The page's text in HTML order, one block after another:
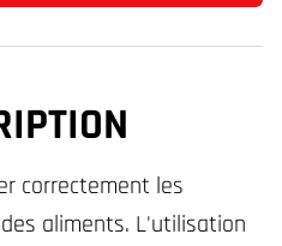
correctement les
aliments. L'utilisation